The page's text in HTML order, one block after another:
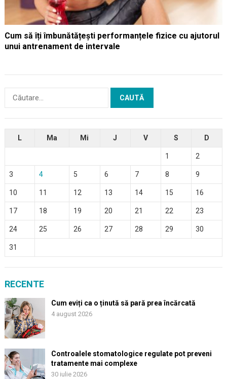
Cum să îți îmbunătățești performanțele fizice cu ajutorul
unui antrenament de intervale
Caută
L Ma Mi J V S D
1 2
3 4 5 6 7 8 9
10 11 12 13 14 15 16
17 18 19 20 21 22 23
24 25 26 27 28 29 30
31
RECENTE
Cum eviți ca o ținută să pară prea încărcată
4 august 2026
Controalele stomatologice regulate pot preveni
tratamente mai complexe
30 iulie 2026